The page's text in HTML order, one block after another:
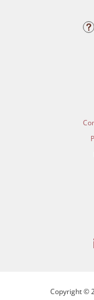
Copyright ©